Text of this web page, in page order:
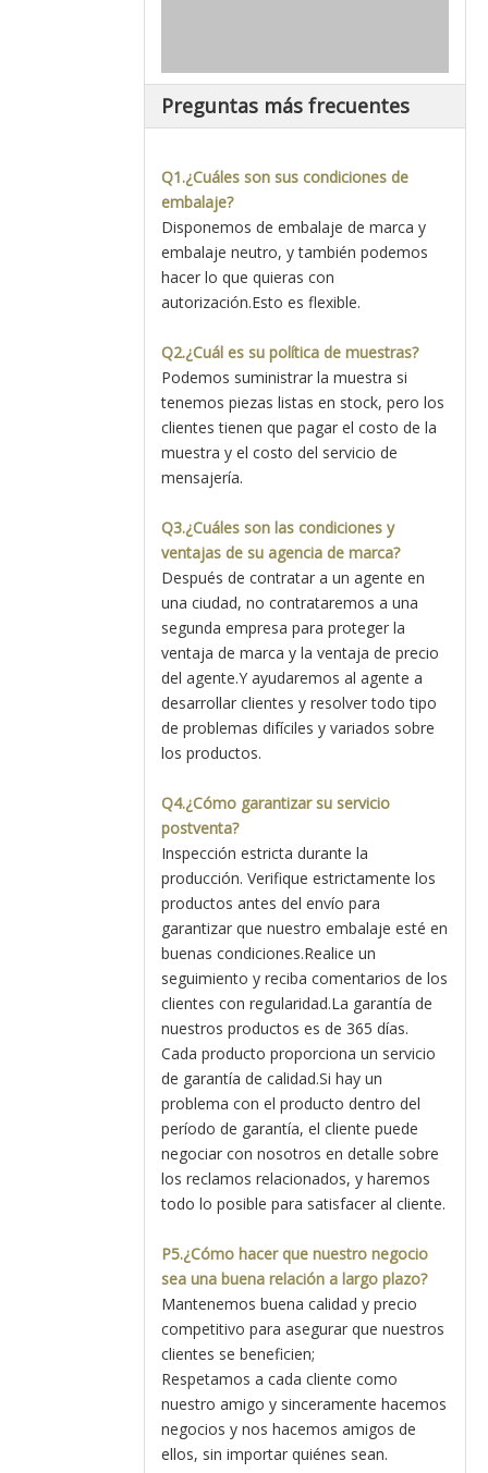
Preguntas más frecuentes
Q1.¿Cuáles son sus condiciones de
embalaje?
Disponemos de embalaje de marca y
embalaje neutro, y también podemos
hacer lo que quieras con
autorización.Esto es flexible.
Q2.¿Cuál es su política de muestras?
Podemos suministrar la muestra si
tenemos piezas listas en stock, pero los
clientes tienen que pagar el costo de la
muestra y el costo del servicio de
mensajería.
Q3.¿Cuáles son las condiciones y
ventajas de su agencia de marca?
Después de contratar a un agente en
una ciudad, no contrataremos a una
segunda empresa para proteger la
ventaja de marca y la ventaja de precio
del agente.Y ayudaremos al agente a
desarrollar clientes y resolver todo tipo
de problemas difíciles y variados sobre
los productos.
Q4.¿Cómo garantizar su servicio
postventa?
Inspección estricta durante la
producción. Verifique estrictamente los
productos antes del envío para
garantizar que nuestro embalaje esté en
buenas condiciones.Realice un
seguimiento y reciba comentarios de los
clientes con regularidad.La garantía de
nuestros productos es de 365 días.
Cada producto proporciona un servicio
de garantía de calidad.Si hay un
problema con el producto dentro del
período de garantía, el cliente puede
negociar con nosotros en detalle sobre
los reclamos relacionados, y haremos
todo lo posible para satisfacer al cliente.
P5.¿Cómo hacer que nuestro negocio
sea una buena relación a largo plazo?
Mantenemos buena calidad y precio
competitivo para asegurar que nuestros
clientes se beneficien;
Respetamos a cada cliente como
nuestro amigo y sinceramente hacemos
negocios y nos hacemos amigos de
ellos, sin importar quiénes sean.